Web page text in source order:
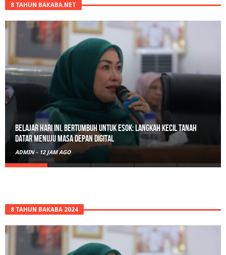
8 TAHUN BAKABA.NET
Belajar Hari Ini, Bertumbuh Untuk Esok: Langkah Kecil Tanah
Datar Menuju Masa Depan Digital
ADMIN - 12 JAM AGO
8 TAHUN BAKABA 2024